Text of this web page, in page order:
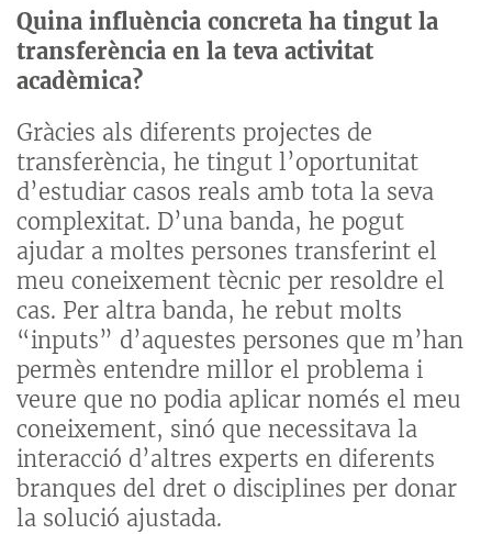
Quina influència concreta ha tingut la
transferència en la teva activitat
acadèmica?
Gràcies als diferents projectes de
transferència, he tingut l’oportunitat
d’estudiar casos reals amb tota la seva
complexitat. D’una banda, he pogut
ajudar a moltes persones transferint el
meu coneixement tècnic per resoldre el
cas. Per altra banda, he rebut molts
“inputs” d’aquestes persones que m’han
permès entendre millor el problema i
veure que no podia aplicar només el meu
coneixement, sinó que necessitava la
interacció d’altres experts en diferents
branques del dret o disciplines per donar
la solució ajustada.